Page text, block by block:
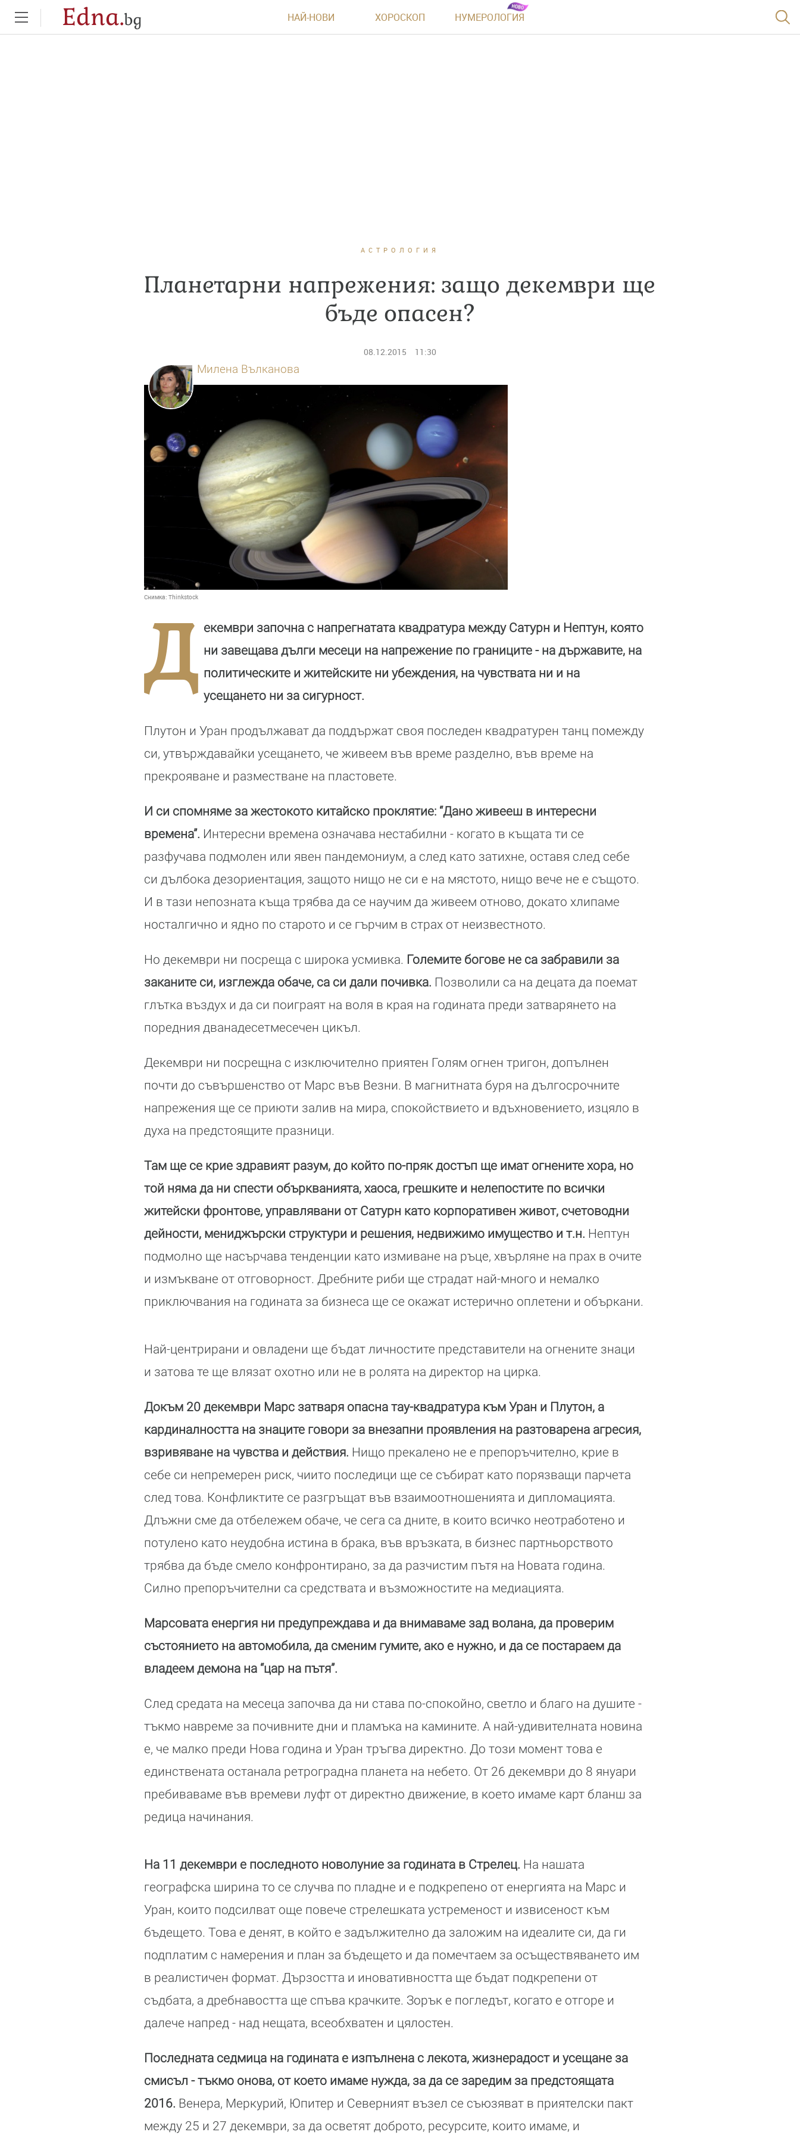
Edna.bg НАЙ-НОВИ ХОРОСКОП НУМЕРОЛОГИЯ
АСТРОЛОГИЯ
Планетарни напрежения: защо декември ще
бъде опасен?
08.12.2015 11:30
Снимка: Thinkstock
Милена Вълканова
Д
екември започна с напрегнатата квадратура между Сатурн и Нептун, която
ни завещава дълги месеци на напрежение по границите - на държавите, на
политическите и житейските ни убеждения, на чувствата ни и на
усещането ни за сигурност.
Плутон и Уран продължават да поддържат своя последен квадратурен танц помежду
си, утвърждавайки усещането, че живеем във време разделно, във време на
прекрояване и разместване на пластовете.
И си спомняме за жестокото китайско проклятие: “Дано живееш в интересни
времена”. Интересни времена означава нестабилни - когато в къщата ти се
разфучава подмолен или явен пандемониум, а след като затихне, оставя след себе
си дълбока дезориентация, защото нищо не си е на мястото, нищо вече не е същото.
И в тази непозната къща трябва да се научим да живеем отново, докато хлипаме
носталгично и ядно по старото и се гърчим в страх от неизвестното.
Но декември ни посреща с широка усмивка. Големите богове не са забравили за
заканите си, изглежда обаче, са си дали почивка. Позволили са на децата да поемат
глътка въздух и да си поиграят на воля в края на годината преди затварянето на
поредния дванадесетмесечен цикъл.
Декември ни посрещна с изключително приятен Голям огнен тригон, допълнен
почти до съвършенство от Марс във Везни. В магнитната буря на дългосрочните
напрежения ще се приюти залив на мира, спокойствието и вдъхновението, изцяло в
духа на предстоящите празници.
Там ще се крие здравият разум, до който по-пряк достъп ще имат огнените хора, но
той няма да ни спести объркванията, хаоса, грешките и нелепостите по всички
житейски фронтове, управлявани от Сатурн като корпоративен живот, счетоводни
дейности, мениджърски структури и решения, недвижимо имущество и т.н. Нептун
подмолно ще насърчава тенденции като измиване на ръце, хвърляне на прах в очите
и измъкване от отговорност. Дребните риби ще страдат най-много и немалко
приключвания на годината за бизнеса ще се окажат истерично оплетени и объркани.
Най-центрирани и овладени ще бъдат личностите представители на огнените знаци
и затова те ще влязат охотно или не в ролята на директор на цирка.
Докъм 20 декември Марс затваря опасна тау-квадратура към Уран и Плутон, а
кардиналността на знаците говори за внезапни проявления на разтоварена агресия,
взривяване на чувства и действия. Нищо прекалено не е препоръчително, крие в
себе си непремерен риск, чиито последици ще се събират като порязващи парчета
след това. Конфликтите се разгръщат във взаимоотношенията и дипломацията.
Длъжни сме да отбележем обаче, че сега са дните, в които всичко неотработено и
потулено като неудобна истина в брака, във връзката, в бизнес партньорството
трябва да бъде смело конфронтирано, за да разчистим пътя на Новата година.
Силно препоръчителни са средствата и възможностите на медиацията.
Марсовата енергия ни предупреждава и да внимаваме зад волана, да проверим
състоянието на автомобила, да сменим гумите, ако е нужно, и да се постараем да
владеем демона на “цар на пътя”.
След средата на месеца започва да ни става по-спокойно, светло и благо на душите -
тъкмо навреме за почивните дни и пламъка на камините. А най-удивителната новина
е, че малко преди Нова година и Уран тръгва директно. До този момент това е
единствената останала ретроградна планета на небето. От 26 декември до 8 януари
пребиваваме във времеви луфт от директно движение, в което имаме карт бланш за
редица начинания.
На 11 декември е последното новолуние за годината в Стрелец. На нашата
географска ширина то се случва по пладне и е подкрепено от енергията на Марс и
Уран, които подсилват още повече стрелешката устременост и извисеност към
бъдещето. Това е денят, в който е задължително да заложим на идеалите си, да ги
подплатим с намерения и план за бъдещето и да помечтаем за осъществяването им
в реалистичен формат. Дързостта и иновативността ще бъдат подкрепени от
съдбата, а дребнавостта ще спъва крачките. Зорък е погледът, когато е отгоре и
далече напред - над нещата, всеобхватен и цялостен.
Последната седмица на годината е изпълнена с лекота, жизнерадост и усещане за
смисъл - тъкмо онова, от което имаме нужда, за да се заредим за предстоящата
2016. Венера, Меркурий, Юпитер и Северният възел се съюзяват в приятелски пакт
между 25 и 27 декември, за да осветят доброто, ресурсите, които имаме, и